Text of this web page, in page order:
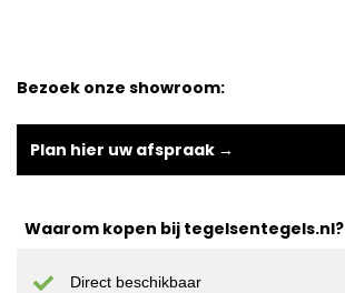
Bezoek onze showroom:
Plan hier uw afspraak →
Waarom kopen bij tegelsentegels.nl?
Direct beschikbaar